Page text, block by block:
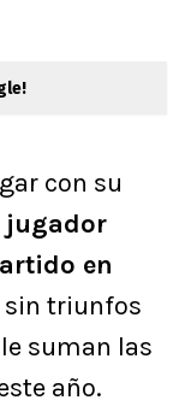
con su
jugador
en
sin triunfos
suman las
año.